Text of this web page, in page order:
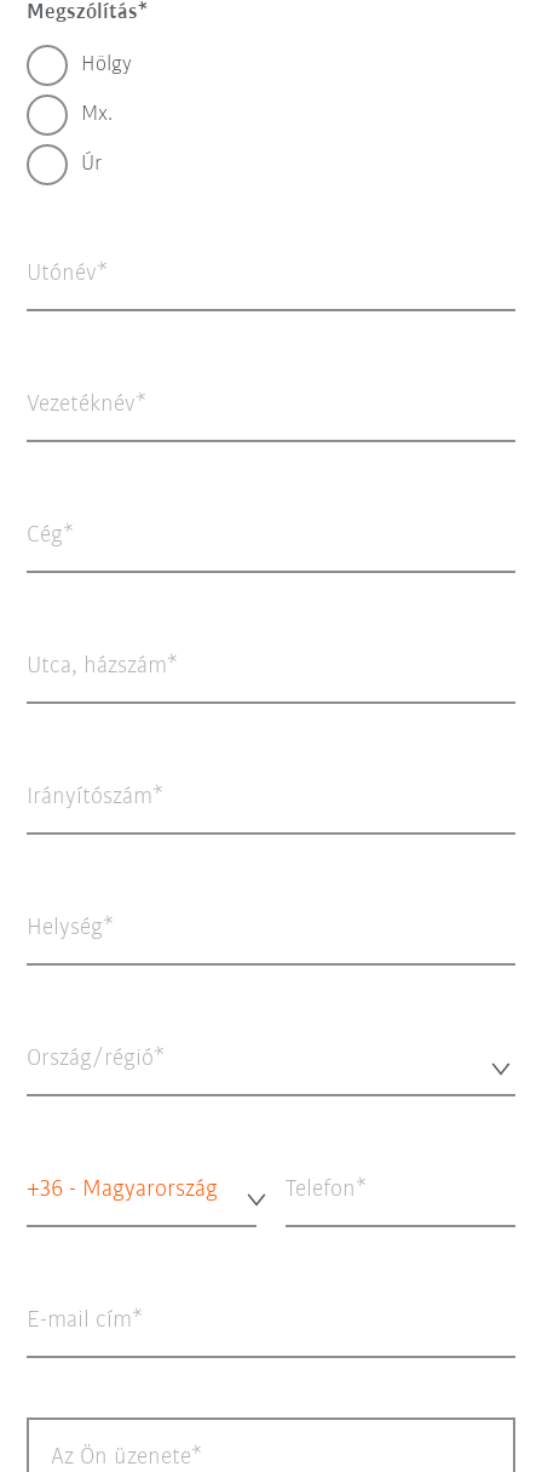
Megszólítás
Hölgy
Mx.
Úr
Utónév
Vezetéknév
Cég
Utca, házszám
Irányítószám
Helység
Ország/régió*
+36 - Magyarország Telefon
E-mail cím
Az Ön üzenete